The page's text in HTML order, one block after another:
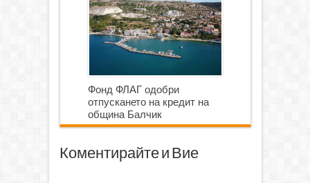
Фонд ФЛАГ одобри
отпускането на кредит на
община Балчик
Коментирайте и Вие